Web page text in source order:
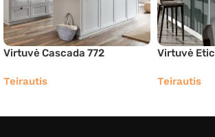
Virtuvė Cascada 772
Teirautis
Virtuvė
Teirautis